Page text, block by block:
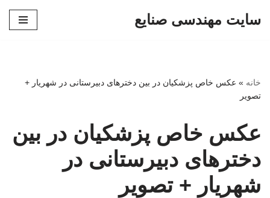
سایت مهندسی صنایع
خانه » عکس خاص پزشکیان در بین دخترهای دبیرستانی در شهریار +
تصویر
عکس خاص پزشکیان در بین
دخترهای دبیرستانی در
شهریار + تصویر